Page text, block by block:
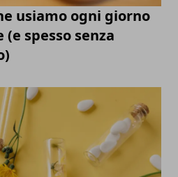
usiamo ogni giorno
spesso senza